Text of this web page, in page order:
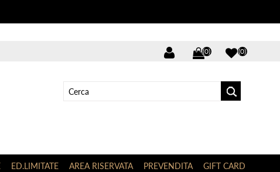
(0) (0)
ED.LIMITATE AREA RISERVATA PREVENDITA GIFT CARD